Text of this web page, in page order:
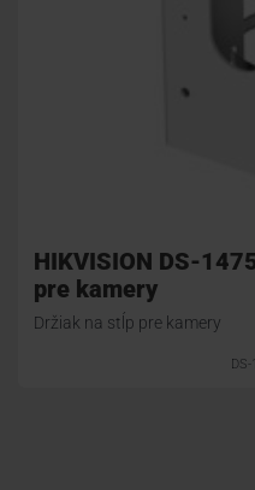
HIKVISION DS-
pre kamery
Držiak na stĺp pre kamery